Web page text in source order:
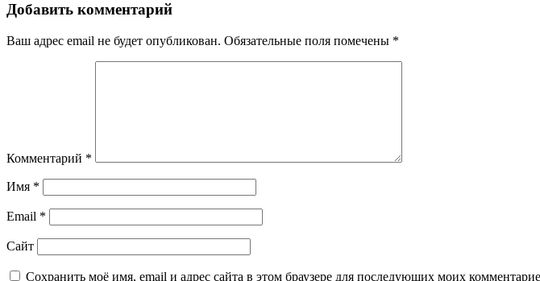
Добавить комментарий
Ваш адрес email не будет опубликован. Обязательные поля помечены *
Комментарий *
Имя *
Email *
Сайт
Сохранить моё имя, email и адрес сайта в этом браузере для последующих моих